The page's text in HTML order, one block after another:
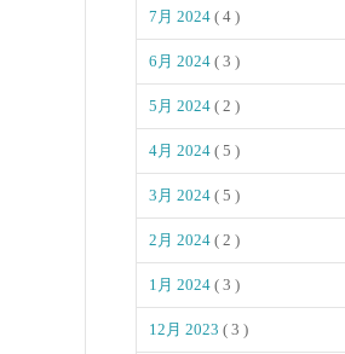
7月 2024 ( 4 )
6月 2024 ( 3 )
5月 2024 ( 2 )
4月 2024 ( 5 )
3月 2024 ( 5 )
2月 2024 ( 2 )
1月 2024 ( 3 )
12月 2023 ( 3 )